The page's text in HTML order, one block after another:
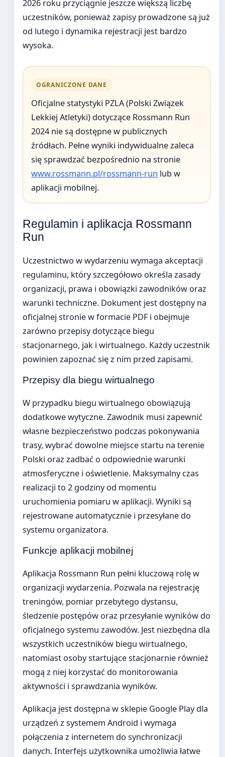
2026 roku przyciągnie jeszcze większą liczbę
uczestników, ponieważ zapisy prowadzone są już
od lutego i dynamika rejestracji jest bardzo
wysoka.
OGRANICZONE DANE
Oficjalne statystyki PZLA (Polski Związek
Lekkiej Atletyki) dotyczące Rossmann Run
2024 nie są dostępne w publicznych
źródłach. Pełne wyniki indywidualne zaleca
się sprawdzać bezpośrednio na stronie
www.rossmann.pl/rossmann-run lub w
aplikacji mobilnej.
Regulamin i aplikacja Rossmann
Run
Uczestnictwo w wydarzeniu wymaga akceptacji
regulaminu, który szczegółowo określa zasady
organizacji, prawa i obowiązki zawodników oraz
warunki techniczne. Dokument jest dostępny na
oficjalnej stronie w formacie PDF i obejmuje
zarówno przepisy dotyczące biegu
stacjonarnego, jak i wirtualnego. Każdy uczestnik
powinien zapoznać się z nim przed zapisami.
Przepisy dla biegu wirtualnego
W przypadku biegu wirtualnego obowiązują
dodatkowe wytyczne. Zawodnik musi zapewnić
własne bezpieczeństwo podczas pokonywania
trasy, wybrać dowolne miejsce startu na terenie
Polski oraz zadbać o odpowiednie warunki
atmosferyczne i oświetlenie. Maksymalny czas
realizacji to 2 godziny od momentu
uruchomienia pomiaru w aplikacji. Wyniki są
rejestrowane automatycznie i przesyłane do
systemu organizatora.
Funkcje aplikacji mobilnej
Aplikacja Rossmann Run pełni kluczową rolę w
organizacji wydarzenia. Pozwala na rejestrację
treningów, pomiar przebytego dystansu,
śledzenie postępów oraz przesyłanie wyników do
oficjalnego systemu zawodów. Jest niezbędna dla
wszystkich uczestników biegu wirtualnego,
natomiast osoby startujące stacjonarnie również
mogą z niej korzystać do monitorowania
aktywności i sprawdzania wyników.
Aplikacja jest dostępna w sklepie Google Play dla
urządzeń z systemem Android i wymaga
połączenia z internetem do synchronizacji
danych. Interfejs użytkownika umożliwia łatwe